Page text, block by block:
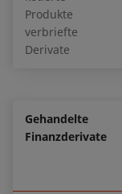
Produkte
verbriefte
Derivate
Gehandelte
Finanzderivate